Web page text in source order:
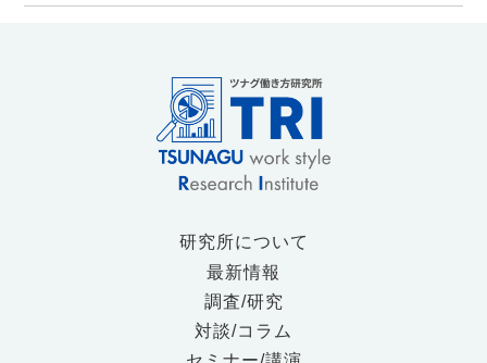
研究所について
最新情報
調査/研究
対談/コラム